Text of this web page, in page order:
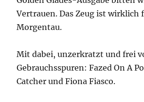
Vertrauen. Das Zeug ist wirklich
Morgentau.
Mit dabei, unzerkratzt und frei
Gebrauchsspuren: Fazed On A
Catcher und Fiona Fiasco.